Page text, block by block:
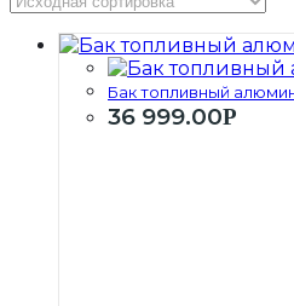
Бак топливный
36 999.00Р